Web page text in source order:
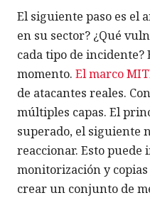
El siguiente paso es el
en su sector? ¿Qué
cada tipo de incidente?
momento. El marco
de atacantes reales.
múltiples capas. El
superado, el siguiente
reaccionar. Esto
monitorización y
crear un conjunto de